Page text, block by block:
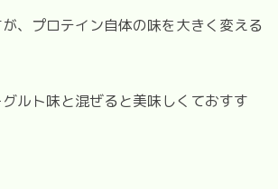
、プロテイン自体の味を大きく変える
ルト味と混ぜると美味しくておすす